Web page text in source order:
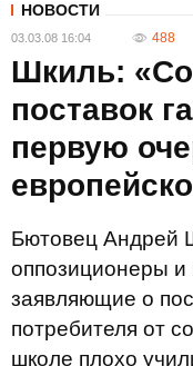
НОВОСТИ
03.03.08 16:04 488
Шкиль:
поставок
первую
Бютовец Андрей
оппозиционеры и
заявляющие о
потребителя от
школе плохо